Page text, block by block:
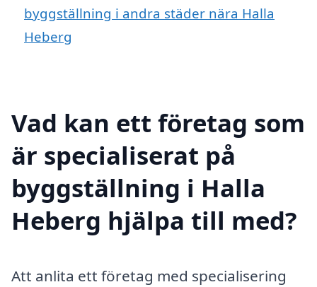
byggställning i andra städer nära Halla
Heberg
Vad kan ett företag som
är specialiserat på
byggställning i Halla
Heberg hjälpa till med?
Att anlita ett företag med specialisering